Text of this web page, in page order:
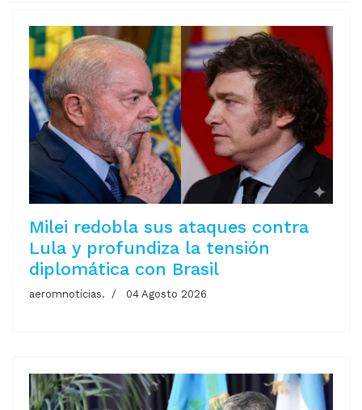
Milei redobla sus ataques contra
Lula y profundiza la tensión
diplomática con Brasil
aeromnoticias. 04 Agosto 2026